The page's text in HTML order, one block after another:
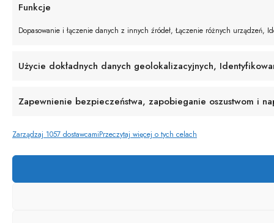
Funkcje
Dopasowanie i łączenie danych z innych źródeł, Łączenie różnych urządzeń,
Użycie dokładnych danych geolokalizacyjnych,
Zapewnienie bezpieczeństwa, zapobieganie oszustwom i
Zarządzaj 1057 dostawcamiPrzeczytaj więcej o tych celach